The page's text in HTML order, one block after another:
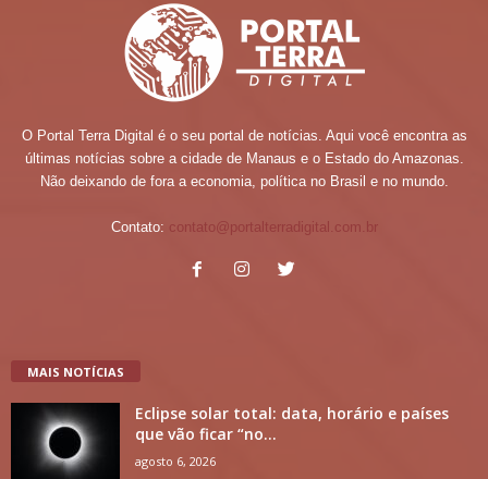
O Portal Terra Digital é o seu portal de notícias. Aqui você encontra as
últimas notícias sobre a cidade de Manaus e o Estado do Amazonas.
Não deixando de fora a economia, política no Brasil e no mundo.
Contato: contato@portalterradigital.com.br
MAIS NOTÍCIAS
Eclipse solar total: data, horário e países
que vão ficar “no...
agosto 6, 2026